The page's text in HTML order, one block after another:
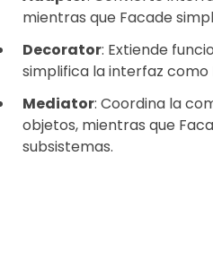
mientras que Facade
Decorator: Extiende
simplifica la interfaz como
Mediator: Coordina la
objetos, mientras que
subsistemas.